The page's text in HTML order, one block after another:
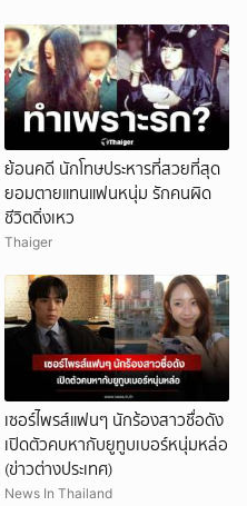
ย้อนคดี นักโทษประหารที่สวยที่สุด
ยอมตายแทนแฟนหนุ่ม รักคนผิด
ชีวิตดิ่งเหว
Thaiger
เซอร์ไพรส์แฟนๆ นักร้องสาวชื่อดัง
เปิดตัวคบหากับยูทูบเบอร์หนุ่มหล่อ
(ข่าวต่างประเทศ)
News In Thailand